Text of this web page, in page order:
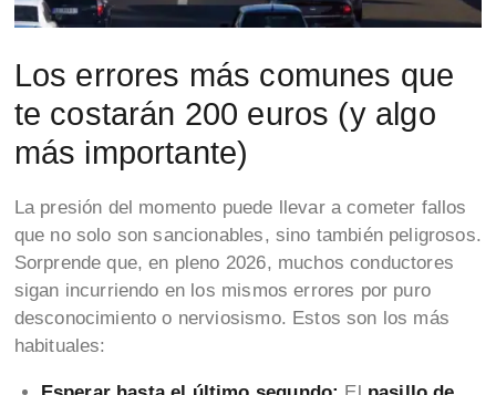
Los errores más comunes que
te costarán 200 euros (y algo
más importante)
La presión del momento puede llevar a cometer fallos
que no solo son sancionables, sino también peligrosos.
Sorprende que, en pleno 2026, muchos conductores
sigan incurriendo en los mismos errores por puro
desconocimiento o nerviosismo. Estos son los más
habituales: